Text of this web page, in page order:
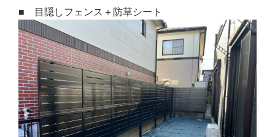
■ 目隠しフェンス＋防草シート